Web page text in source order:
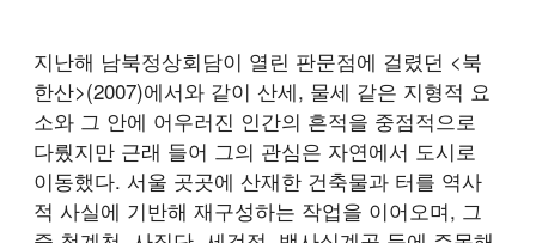
지난해 남북정상회담이 열린 판문점에 걸렸던 <북
한산>(2007)에서와 같이 산세, 물세 같은 지형적 요
소와 그 안에 어우러진 인간의 흔적을 중점적으로
다뤘지만 근래 들어 그의 관심은 자연에서 도시로
이동했다. 서울 곳곳에 산재한 건축물과 터를 역사
적 사실에 기반해 재구성하는 작업을 이어오며, 그